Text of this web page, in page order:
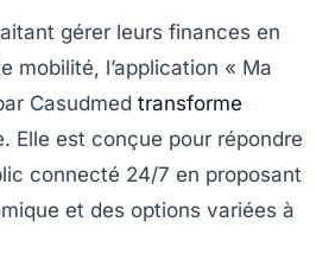
gérer leurs finances en
mobilité, l’application « Ma
Casudmed transforme
Elle est conçue pour répondre
connecté 24/7 en proposant
et des options variées à